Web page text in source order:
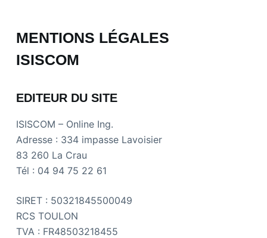
MENTIONS LÉGALES
ISISCOM
EDITEUR DU SITE
ISISCOM – Online Ing.
Adresse : 334 impasse Lavoisier
83 260 La Crau
Tél : 04 94 75 22 61
SIRET : 50321845500049
RCS TOULON
TVA : FR48503218455